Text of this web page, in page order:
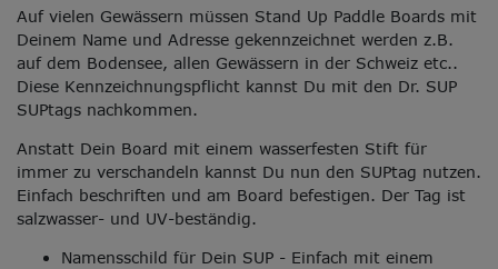
Auf vielen Gewässern müssen Stand Up Paddle Boards mit
Deinem Name und Adresse gekennzeichnet werden z.B.
auf dem Bodensee, allen Gewässern in der Schweiz etc..
Diese Kennzeichnungspflicht kannst Du mit den Dr. SUP
SUPtags nachkommen.
Anstatt Dein Board mit einem wasserfesten Stift für
immer zu verschandeln kannst Du nun den SUPtag nutzen.
Einfach beschriften und am Board befestigen. Der Tag ist
salzwasser- und UV-beständig.
Namensschild für Dein SUP - Einfach mit einem